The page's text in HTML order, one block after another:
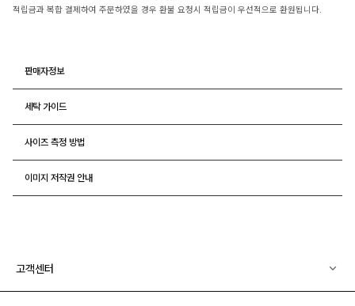
적립금과 복합 결제하여 주문하였을 경우 환불 요청시 적립금이 우선적으로 환원됩니다.
판매자정보
세탁 가이드
사이즈 측정 방법
이미지 저작권 안내
고객센터